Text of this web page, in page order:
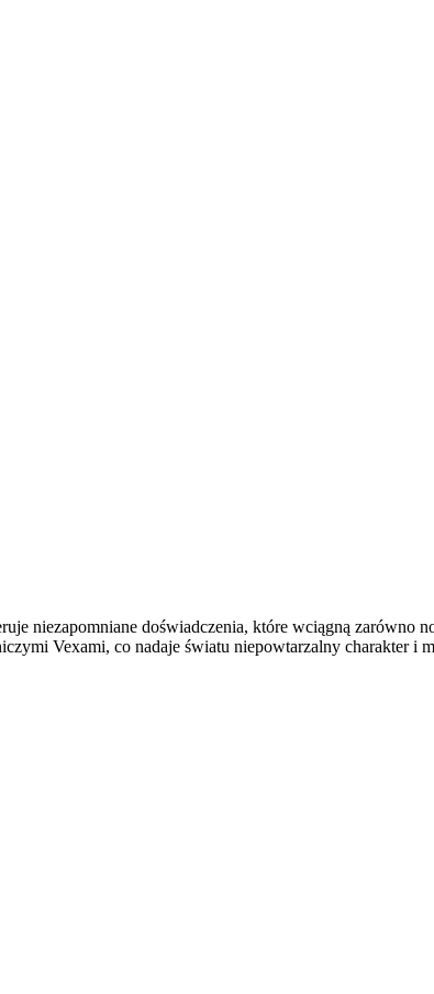
niezapomniane doświadczenia, które wciągną
Vexami, co nadaje światu niepowtarzalny charakter i